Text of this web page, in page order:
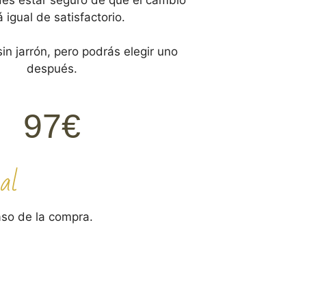
igual de satisfactorio.
jarrón, pero podrás elegir uno
después.
97€
de la compra.